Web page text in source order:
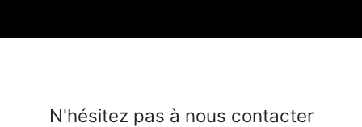
N'hésitez pas à nous contacter